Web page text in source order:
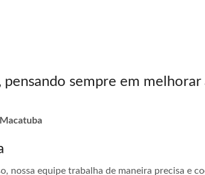
sempre em melhorar
nossa equipe trabalha de maneira precisa e